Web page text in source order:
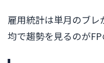
雇用統計は単月のブ
均で趨勢を見るのがFP